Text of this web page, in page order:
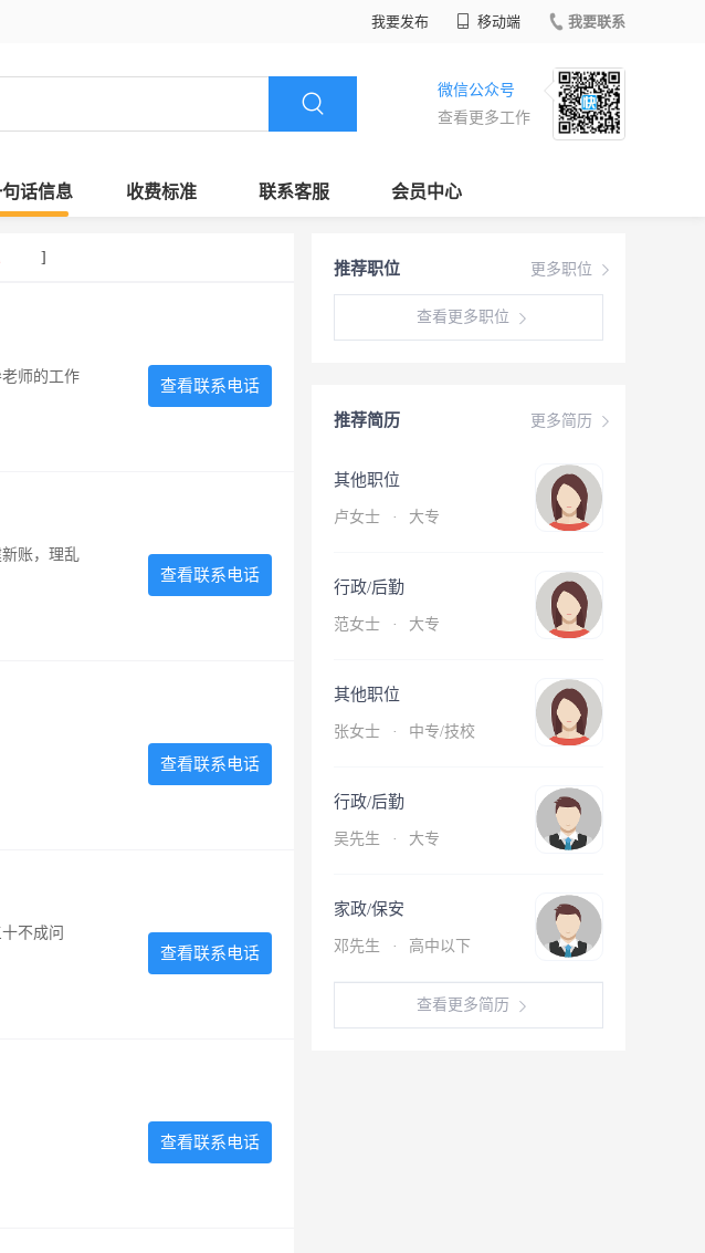
我要发布 移动端 我要联系
微信公众号
查看更多工作
话信息 收费标准 联系客服 会员中心
更多职位
推荐职位
查看更多职位
更多简历
推荐简历
其他职位
卢女士 · 大专
行政/后勤
范女士 · 大专
其他职位
张女士 · 中专/技校
行政/后勤
吴先生 · 大专
家政/保安
邓先生 · 高中以下
查看更多简历
]
师的工作 查看联系电话
账，理乱
查看联系电话
查看联系电话
不成问
查看联系电话
查看联系电话